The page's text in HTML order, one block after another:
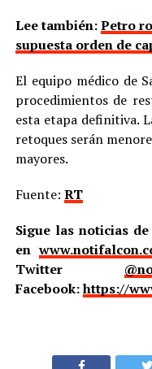
Lee también:Petro
supuesta orden de
El equipo médico de
procedimientos de
esta etapa definitiva.
retoques serán
mayores.
Fuente: RT
Sigue las noticias
en
Twitter
Facebook:https://